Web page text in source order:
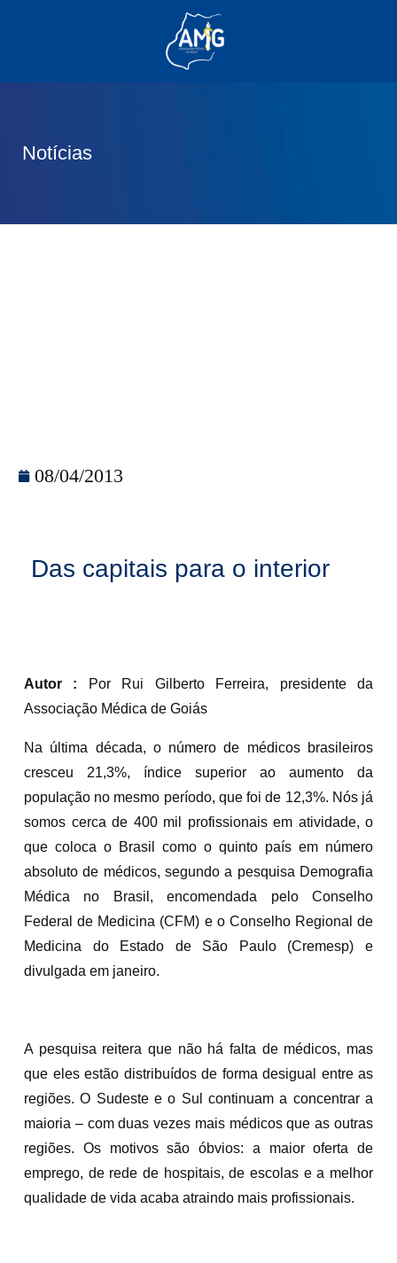
Notícias
08/04/2013
Das capitais para o interior
Autor : Por Rui Gilberto Ferreira, presidente da
Associação Médica de Goiás
Na última década, o número de médicos brasileiros
cresceu 21,3%, índice superior ao aumento da
população no mesmo período, que foi de 12,3%. Nós já
somos cerca de 400 mil profissionais em atividade, o
que coloca o Brasil como o quinto país em número
absoluto de médicos, segundo a pesquisa Demografia
Médica no Brasil, encomendada pelo Conselho
Federal de Medicina (CFM) e o Conselho Regional de
Medicina do Estado de São Paulo (Cremesp) e
divulgada em janeiro.
A pesquisa reitera que não há falta de médicos, mas
que eles estão distribuídos de forma desigual entre as
regiões. O Sudeste e o Sul continuam a concentrar a
maioria – com duas vezes mais médicos que as outras
regiões. Os motivos são óbvios: a maior oferta de
emprego, de rede de hospitais, de escolas e a melhor
qualidade de vida acaba atraindo mais profissionais.